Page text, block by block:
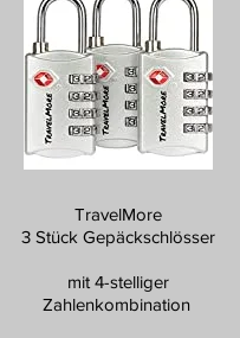
TravelMore
3 Stück Gepäckschlösser
mit 4-stelliger
Zahlenkombination